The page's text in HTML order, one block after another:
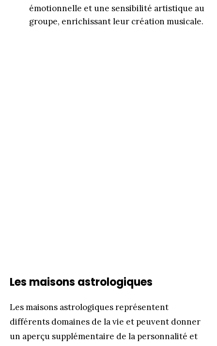
émotionnelle et une sensibilité artistique au
groupe, enrichissant leur création musicale.
Les maisons astrologiques
Les maisons astrologiques représentent
différents domaines de la vie et peuvent donner
un aperçu supplémentaire de la personnalité et